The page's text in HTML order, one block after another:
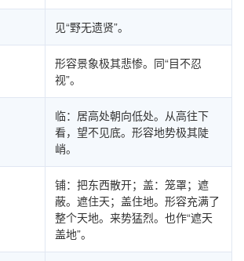
见“野无遗贤”。
形容景象极其悲惨。同“目不忍
视”。
临：居高处朝向低处。从高往下
看，望不见底。形容地势极其陡
峭。
铺：把东西散开；盖：笼罩；遮
蔽。遮住天；盖住地。形容充满了
整个天地。来势猛烈。也作“遮天
盖地”。